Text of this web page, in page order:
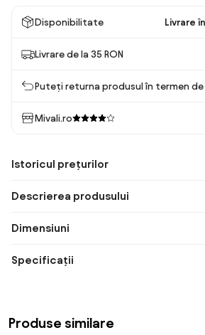
Disponibilitate Livrare
Livrare de la 35 RON
Puteți returna produsul în termen de
Mivali.ro
Istoricul prețurilor
Descrierea produsului
Dimensiuni
Specificații
Produse similare